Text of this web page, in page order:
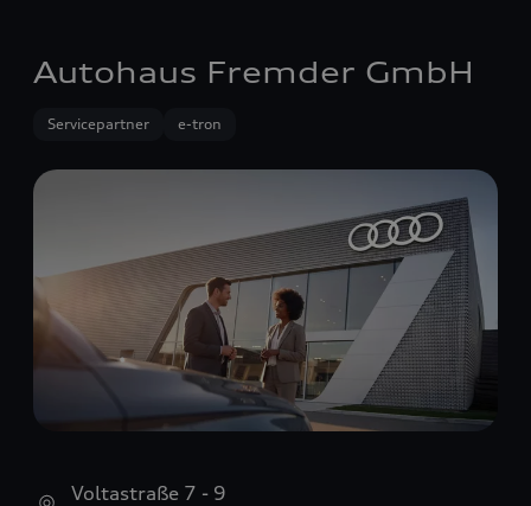
Autohaus Fremder GmbH
Servicepartner e-tron
Voltastraße 7 - 9